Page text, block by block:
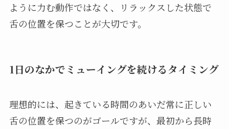
ように力む動作ではなく、リラックスした状態で
舌の位置を保つことが大切です。
1日のなかでミューイングを続けるタイミング
理想的には、起きている時間のあいだ常に正しい
舌の位置を保つのがゴールですが、最初から長時